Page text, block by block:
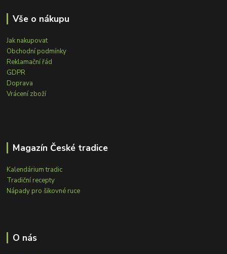
Vše o nákupu
Jak nakupovat
Obchodní podmínky
Reklamační řád
GDPR
Doprava
Vrácení zboží
Magazín České tradice
Kalendárium tradic
Tradiční recepty
Nápady pro šikovné ruce
O nás